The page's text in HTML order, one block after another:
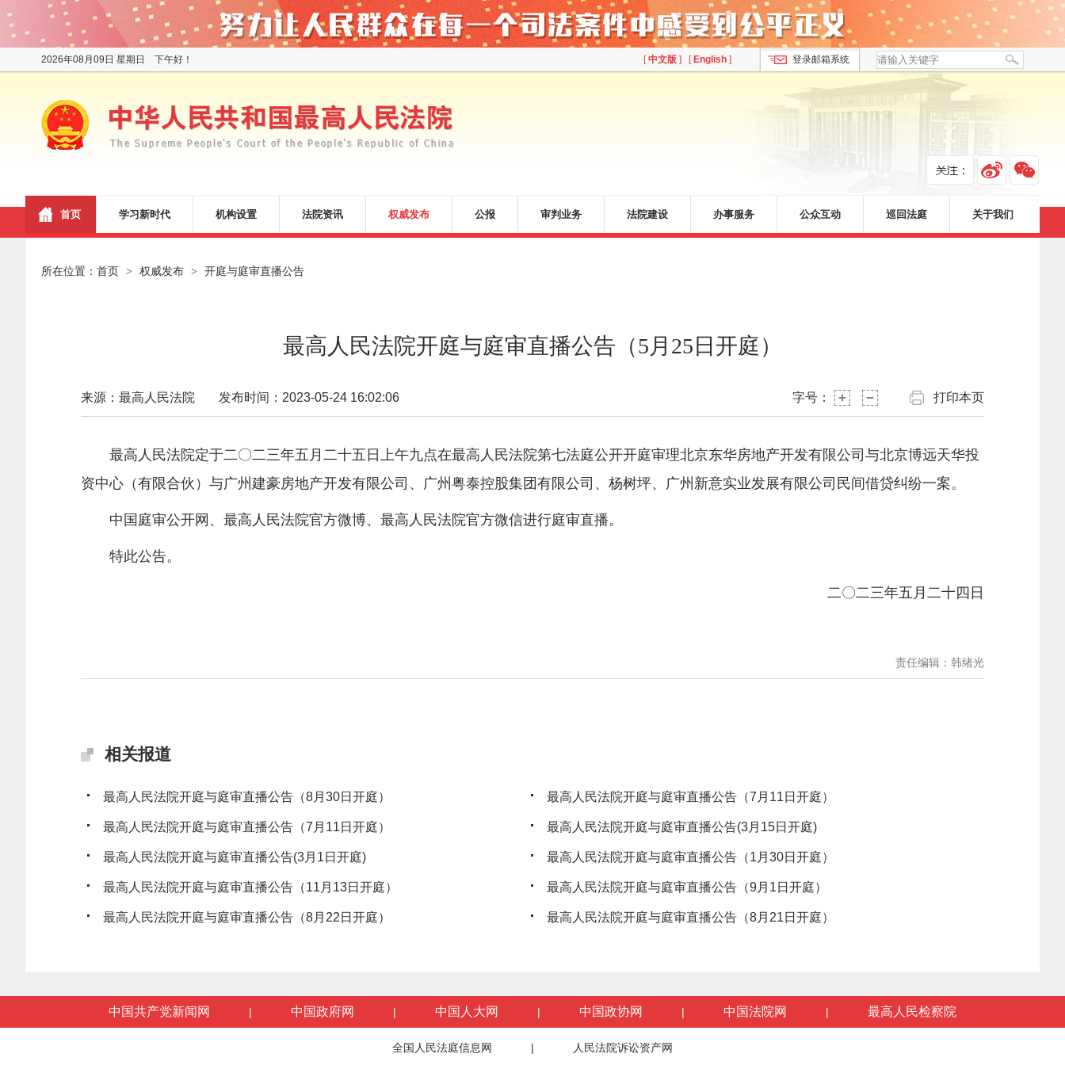
[中文版 ] [ English ]
2026年08月09日 星期日 下午好！ 登录邮箱系统
首页 学习新时代 机构设置 法院资讯 权威发布 公报 审判业务 法院建设 办事服务 公众互动 巡回法庭 关于我们
所在位置： 首页 > 权威发布 > 开庭与庭审直播公告
最高人民法院开庭与庭审直播公告（5月25日开庭）
来源：最高人民法院 发布时间：2023-05-24 16:02:06 字号： 打印本页
最高人民法院定于二〇二三年五月二十五日上午九点在最高人民法院第七法庭公开开庭审理北京东华房地产开发有限公司与北京博远天华投
资中心（有限合伙）与广州建豪房地产开发有限公司、广州粤泰控股集团有限公司、杨树坪、广州新意实业发展有限公司民间借贷纠纷一案。
中国庭审公开网、最高人民法院官方微博、最高人民法院官方微信进行庭审直播。
特此公告。
二〇二三年五月二十四日
责任编辑：韩绪光
相关报道
最高人民法院开庭与庭审直播公告（8月30日开庭） 最高人民法院开庭与庭审直播公告（7月11日开庭）
最高人民法院开庭与庭审直播公告（7月11日开庭） 最高人民法院开庭与庭审直播公告(3月15日开庭)
最高人民法院开庭与庭审直播公告(3月1日开庭) 最高人民法院开庭与庭审直播公告（1月30日开庭）
最高人民法院开庭与庭审直播公告（11月13日开庭） 最高人民法院开庭与庭审直播公告（9月1日开庭）
最高人民法院开庭与庭审直播公告（8月22日开庭） 最高人民法院开庭与庭审直播公告（8月21日开庭）
中国共产党新闻网 | 中国政府网 | 中国人大网 | 中国政协网 | 中国法院网 | 最高人民检察院
全国人民法庭信息网 | 人民法院诉讼资产网